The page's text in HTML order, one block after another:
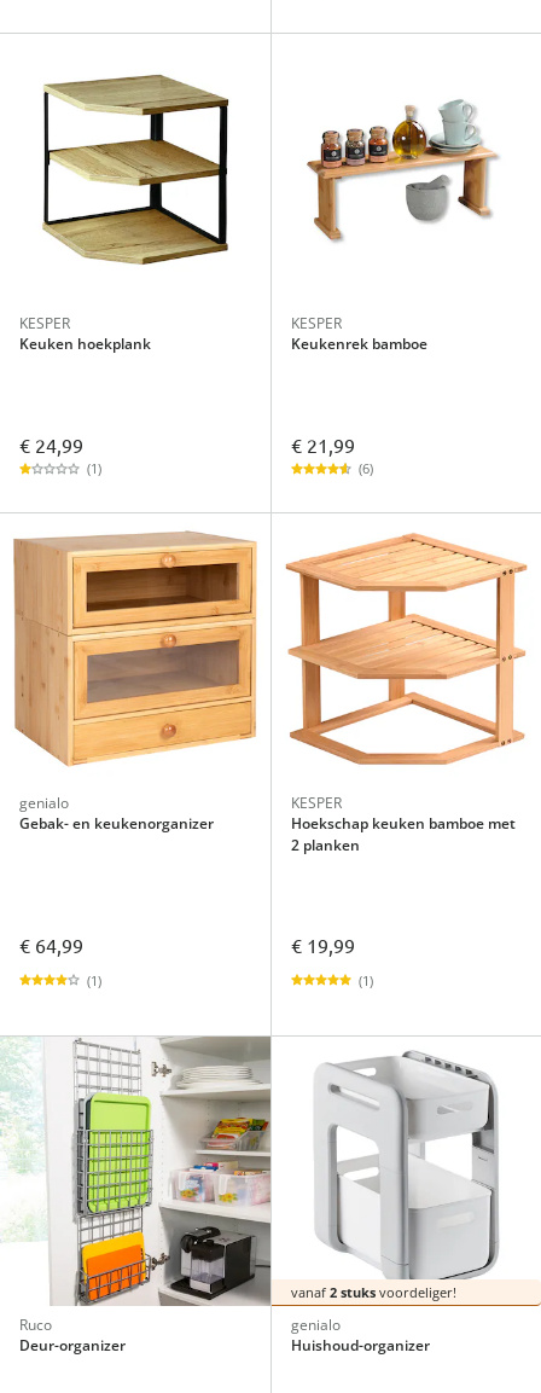
KESPER
Keuken hoekplank
€ 24,99
(1)
KESPER
Keukenrek bamboe
€ 21,99
(6)
genialo
Gebak- en keukenorganizer
€ 64,99
(1)
KESPER
Hoekschap keuken bamboe met
2 planken
€ 19,99
(1)
Ruco
Deur-organizer
vanaf 2 stuksvoordeliger!
genialo
Huishoud-organizer